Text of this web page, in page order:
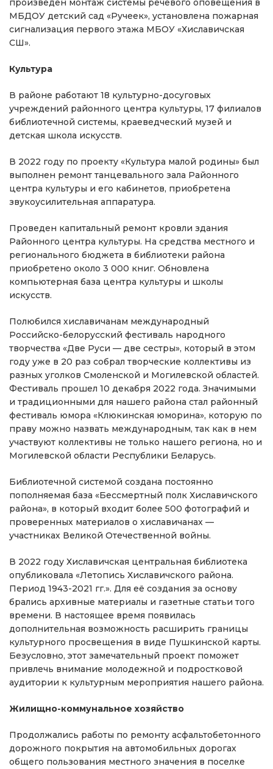
произведен монтаж системы речевого оповещения в
МБДОУ детский сад «Ручеек», установлена пожарная
сигнализация первого этажа МБОУ «Хиславичская
СШ».
Культура
В районе работают 18 культурно-досуговых
учреждений районного центра культуры, 17 филиалов
библиотечной системы, краеведческий музей и
детская школа искусств.
В 2022 году по проекту «Культура малой родины» был
выполнен ремонт танцевального зала Районного
центра культуры и его кабинетов, приобретена
звукоусилительная аппаратура.
Проведен капитальный ремонт кровли здания
Районного центра культуры. На средства местного и
регионального бюджета в библиотеки района
приобретено около 3 000 книг. Обновлена
компьютерная база центра культуры и школы
искусств.
Полюбился хиславичанам международный
Российско-белорусский фестиваль народного
творчества «Две Руси — две сестры», который в этом
году уже в 20 раз собрал творческие коллективы из
разных уголков Смоленской и Могилевской областей.
Фестиваль прошел 10 декабря 2022 года. Значимыми
и традиционными для нашего района стал районный
фестиваль юмора «Клюкинская юморина», которую по
праву можно назвать международным, так как в нем
участвуют коллективы не только нашего региона, но и
Могилевской области Республики Беларусь.
Библиотечной системой создана постоянно
пополняемая база «Бессмертный полк Хиславичского
района», в который входит более 500 фотографий и
проверенных материалов о хиславичанах —
участниках Великой Отечественной войны.
В 2022 году Хиславичская центральная библиотека
опубликовала «Летопись Хиславичского района.
Период 1943-2021 гг.». Для её создания за основу
брались архивные материалы и газетные статьи того
времени. В настоящее время появилась
дополнительная возможность расширить границы
культурного просвещения в виде Пушкинской карты.
Безусловно, этот замечательный проект поможет
привлечь внимание молодежной и подростковой
аудитории к культурным мероприятия нашего района.
Жилищно-коммунальное хозяйство
Продолжались работы по ремонту асфальтобетонного
дорожного покрытия на автомобильных дорогах
общего пользования местного значения в поселке